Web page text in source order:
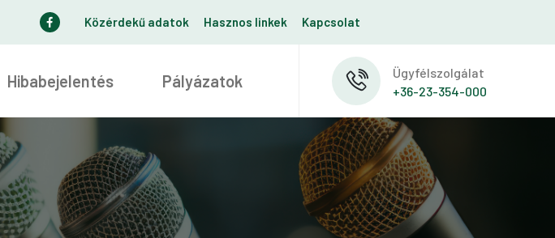
Közérdekű adatok Hasznos linkek Kapcsolat
Hibabejelentés Pályázatok
Ügyfélszolgálat
+36-23-354-000